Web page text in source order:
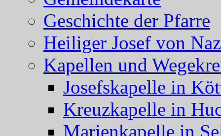
Geschichte der Pfarre
Heiliger Josef von
Kapellen und
Josefskapelle in
Kreuzkapelle in
Marienkapelle in